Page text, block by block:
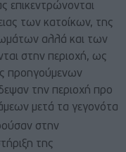
επικεντρώνονται
των κατοίκων, της
αλλά και των
στην περιοχή, ως
προηγούμενων
την περιοχή προ
μετά τα γεγονότα
στην
της